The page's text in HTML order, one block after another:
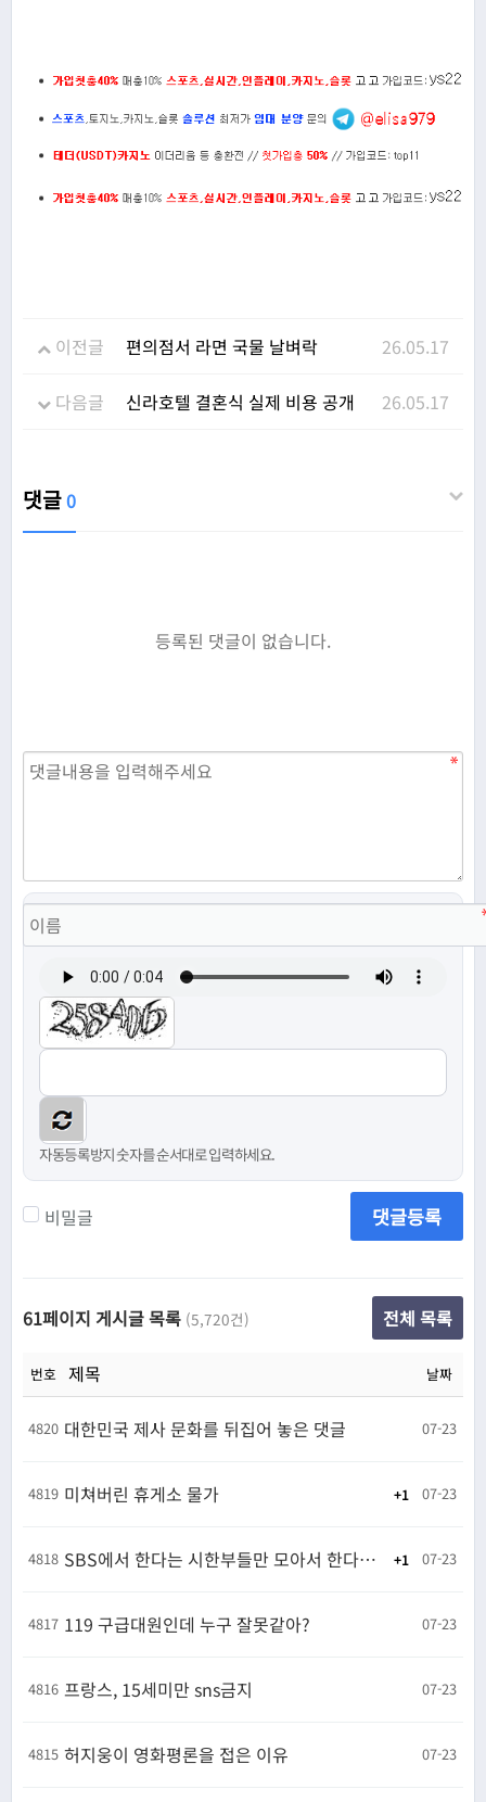
이전글 편의점서 라면 국물 날벼락 26.05.17
다음글 신라호텔 결혼식 실제 비용 공개 26.05.17
댓글0
등록된 댓글이 없습니다.
자동등록방지 숫자를 순서대로 입력하세요.
비밀글 댓글등록
61페이지 게시글 목록 (5,720건) 전체 목록
번호 제목 날짜
4820 대한민국 제사 문화를 뒤집어 놓은 댓글 07-23
4819 미쳐버린 휴게소 물가 1 07-23
4818 SBS에서 한다는 시한부들만 모아서 한다는연애 프로그램 1 07-23
4817 119 구급대원인데 누구 잘못같아? 07-23
4816 프랑스, 15세미만 sns금지 07-23
4815 허지웅이 영화평론을 접은 이유 07-23